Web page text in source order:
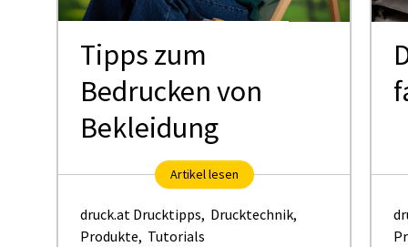
Tipps zum
Bedrucken von
Bekleidung
Artikel lesen
druck.at Drucktipps, Drucktechnik,
Produkte, Tutorials